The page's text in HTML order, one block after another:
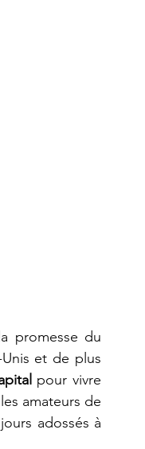
et de plus
pour vivre
adossés à